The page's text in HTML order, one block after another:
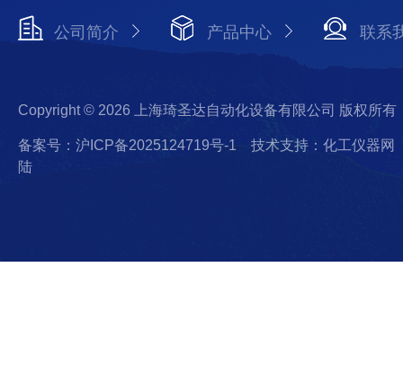
公司简介 产品中心 联系
Copyright © 2026 上海琦圣达自动化设备有限公司 版权所有
备案号：沪ICP备2025124719号-1
技术支持：化工仪器网
陆